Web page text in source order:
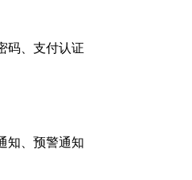
码、支付认证
知、预警通知